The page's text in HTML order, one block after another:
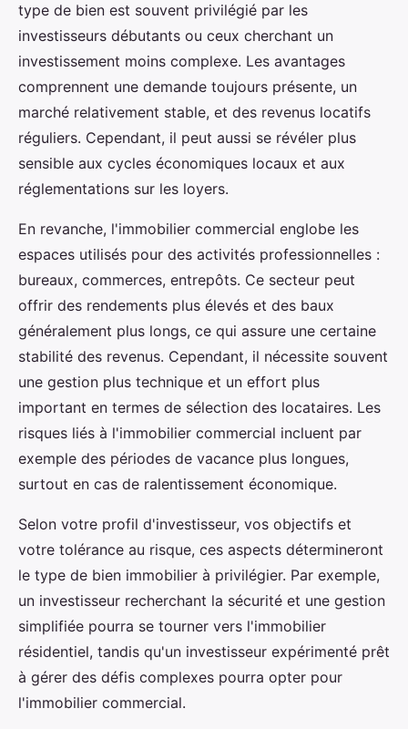
type de bien est souvent privilégié par les
investisseurs débutants ou ceux cherchant un
investissement moins complexe. Les avantages
comprennent une demande toujours présente, un
marché relativement stable, et des revenus locatifs
réguliers. Cependant, il peut aussi se révéler plus
sensible aux cycles économiques locaux et aux
réglementations sur les loyers.
En revanche, l'immobilier commercial englobe les
espaces utilisés pour des activités professionnelles :
bureaux, commerces, entrepôts. Ce secteur peut
offrir des rendements plus élevés et des baux
généralement plus longs, ce qui assure une certaine
stabilité des revenus. Cependant, il nécessite souvent
une gestion plus technique et un effort plus
important en termes de sélection des locataires. Les
risques liés à l'immobilier commercial incluent par
exemple des périodes de vacance plus longues,
surtout en cas de ralentissement économique.
Selon votre profil d'investisseur, vos objectifs et
votre tolérance au risque, ces aspects détermineront
le type de bien immobilier à privilégier. Par exemple,
un investisseur recherchant la sécurité et une gestion
simplifiée pourra se tourner vers l'immobilier
résidentiel, tandis qu'un investisseur expérimenté prêt
à gérer des défis complexes pourra opter pour
l'immobilier commercial.